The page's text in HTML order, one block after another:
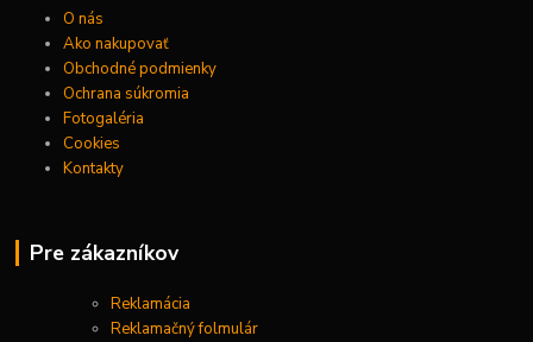
O nás
Ako nakupovať
Obchodné podmienky
Ochrana súkromia
Fotogaléria
Cookies
Kontakty
Pre zákazníkov
Reklamácia
Reklamačný folmulár